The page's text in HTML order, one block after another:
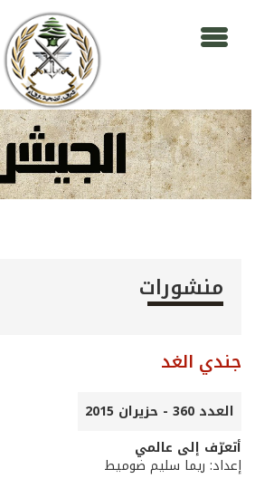
منشورات
جندي الغد
العدد 360 - حزيران 2015
أتعرّف إلى عالمي
إعداد: ريما سليم ضوميط